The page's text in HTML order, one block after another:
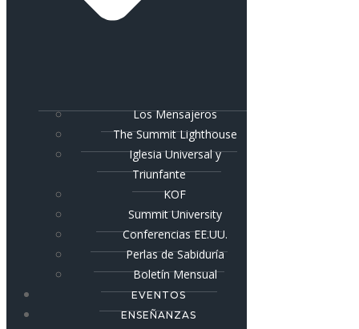
Los Mensajeros
The Summit Lighthouse
Iglesia Universal y
Triunfante
KOF
Summit University
Conferencias EE.UU.
Perlas de Sabiduría
Boletín Mensual
EVENTOS
ENSEÑANZAS